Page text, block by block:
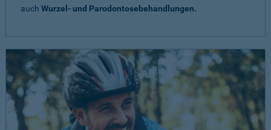
auch Wurzel- und Parodontosebehandlungen.